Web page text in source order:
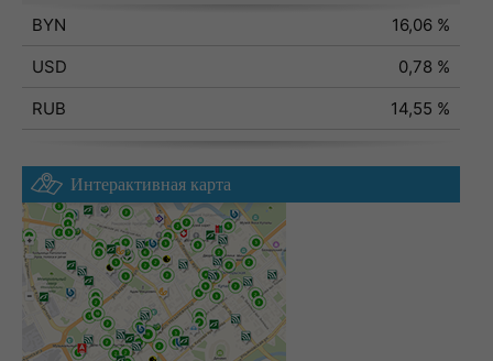
BYN
16,06 %
USD
0,78 %
RUB
14,55 %
Интерактивная карта